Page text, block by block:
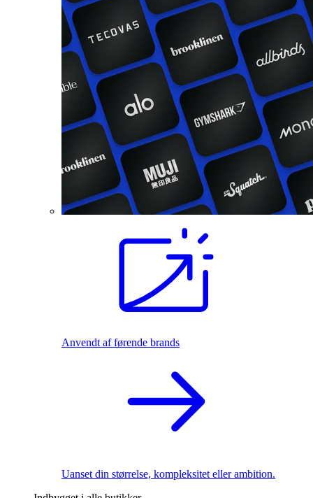
Anvendt af førende brands
Uanset din størrelse, kompleksitet eller ambition.